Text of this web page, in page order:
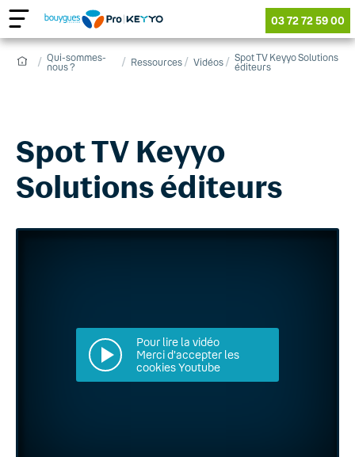
03 72 72 59 00
Qui-sommes-
nous ?
Ressources Vidéos
Spot TV Keyyo Solutions
éditeurs
Spot TV Keyyo
Solutions éditeurs
Pour lire la vidéo
Merci d'accepter les
cookies Youtube